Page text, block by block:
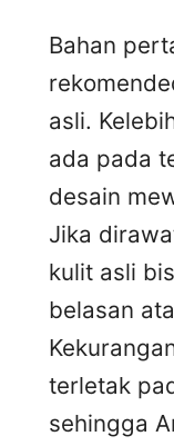
Bahan
asli.
ada pada
desain
Jika
kulit asli
belasan
terletak
sehingga